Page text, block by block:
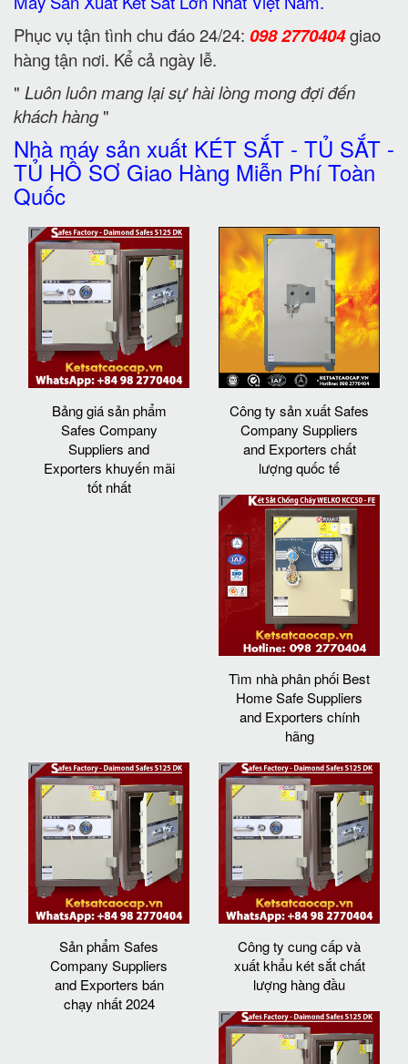
Phục vụ tận tình chu đáo 24/24: 098 2770404giao
hàng tận nơi. Kể cả ngày lễ.
" Luôn luôn mang lại sự hài lòng mong đợi đến
khách hàng"
Nhà máy sản xuất KÉT SẮT - TỦ SẮT -
TỦ HỒ SƠ Giao Hàng Miễn Phí Toàn
Quốc
Bảng giá sản phẩm
Safes Company
Suppliers and
Exporters khuyến mãi
tốt nhất
Công ty sản xuất Safes
Company Suppliers
and Exporters chất
lượng quốc tế
Tìm nhà phân phối Best
Home Safe Suppliers
and Exporters chính
hãng
Sản phẩm Safes
Company Suppliers
and Exporters bán
chạy nhất 2024
Công ty cung cấp và
xuất khẩu két sắt chất
lượng hàng đầu